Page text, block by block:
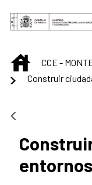
Saltar al
INICIO
CCE -
Construir